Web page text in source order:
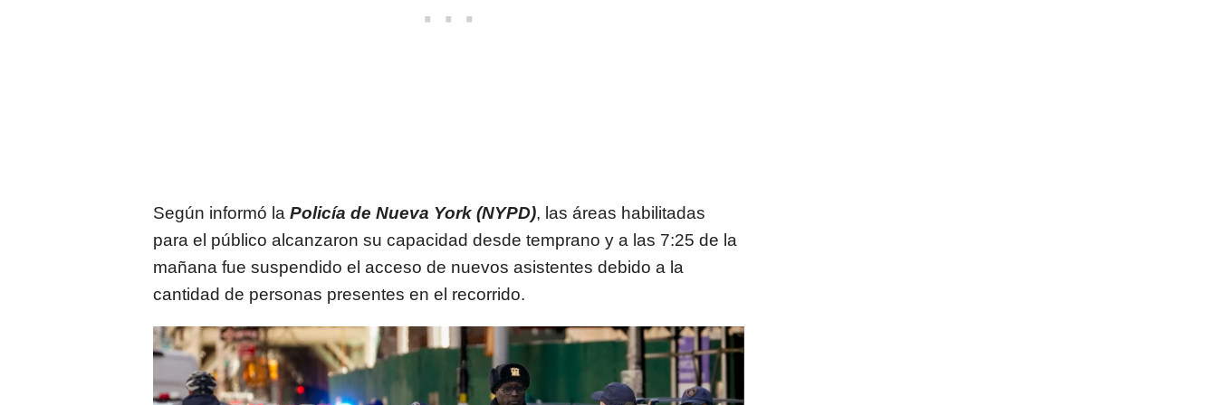
Según informó la Policía de Nueva York (NYPD), las áreas habilitadas
para el público alcanzaron su capacidad desde temprano y a las 7:25 de la
mañana fue suspendido el acceso de nuevos asistentes debido a la
cantidad de personas presentes en el recorrido.